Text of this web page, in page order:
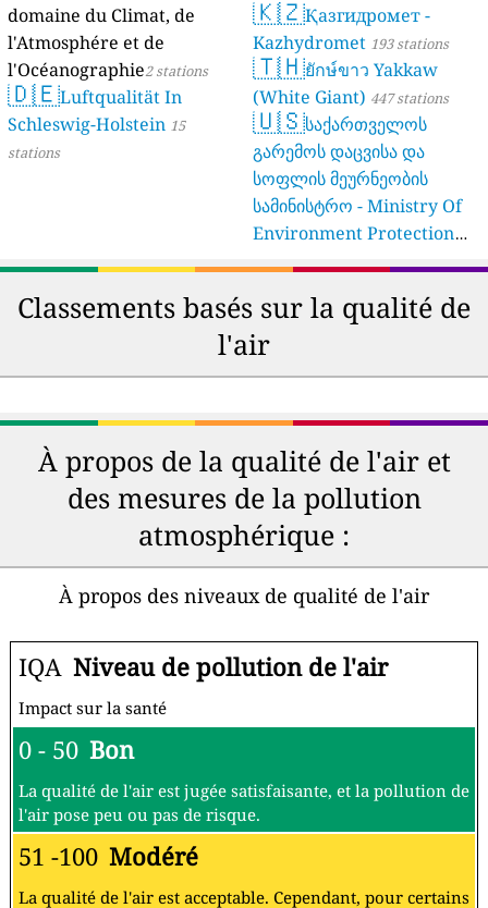
domaine du Climat, de
l'Atmosphére et de
l'Océanographie2 stations
🇩🇪Luftqualität In
Schleswig-Holstein 15
stations
🇰🇿Қазгидромет -
Kazhydromet 193 stations
🇹🇭ยักษ์ขาว Yakkaw
(White Giant) 447 stations
🇺🇸საქართველოს
გარემოს დაცვისა და
სოფლის მეურნეობის
სამინისტრო - Ministry Of
Environment Protection
Classements basés sur la qualité de
l'air
À propos de la qualité de l'air et
des mesures de la pollution
atmosphérique :
À propos des niveaux de qualité de l'air
IQA Niveau de pollution de l'air
Impact sur la santé
0 - 50 Bon
La qualité de l'air est jugée satisfaisante, et la pollution de
l'air pose peu ou pas de risque.
51 -100 Modéré
La qualité de l'air est acceptable. Cependant, pour certains